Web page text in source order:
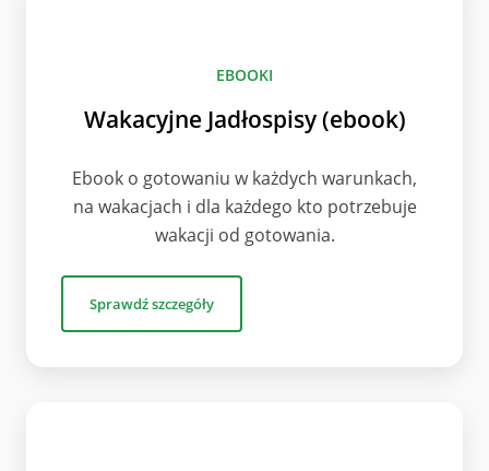
EBOOKI
Wakacyjne Jadłospisy (ebook)
Ebook o gotowaniu w każdych warunkach,
na wakacjach i dla każdego kto potrzebuje
wakacji od gotowania.
Sprawdź szczegóły